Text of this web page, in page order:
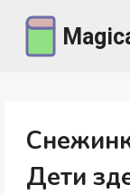
содержимому
Дети